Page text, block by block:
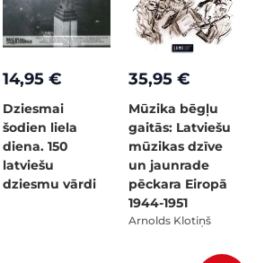
14,95 €
Dziesmai
šodien liela
diena. 150
latviešu
dziesmu vārdi
35,95 €
Mūzika bēgļu
gaitās: Latviešu
mūzikas dzīve
un jaunrade
pēckara Eiropā
1944-1951
Arnolds Klotiņš